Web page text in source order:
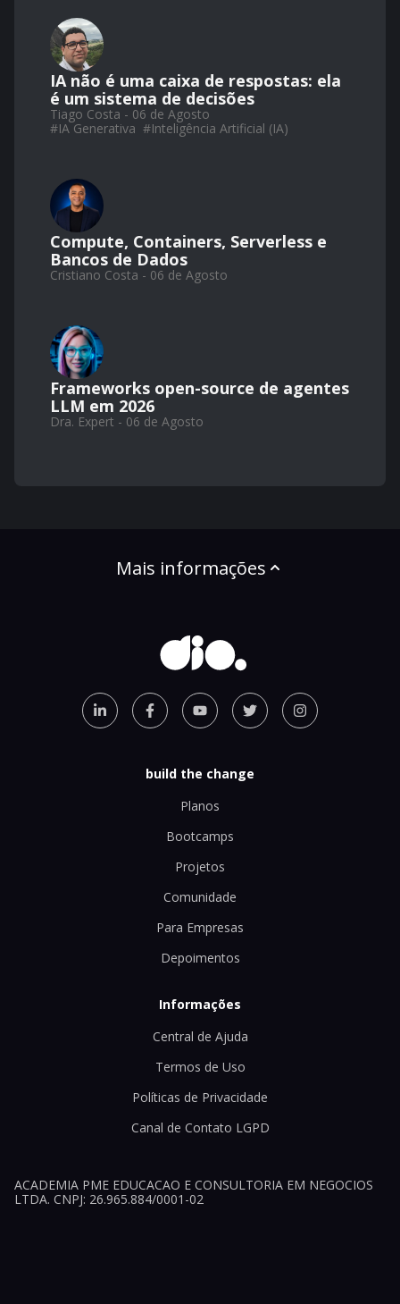
IA não é uma caixa de respostas: ela
é um sistema de decisões
Tiago Costa - 06 de Agosto
#IA Generativa #Inteligência Artificial (IA)
Compute, Containers, Serverless e
Bancos de Dados
Cristiano Costa - 06 de Agosto
Frameworks open-source de agentes
LLM em 2026
Dra. Expert - 06 de Agosto
Mais informações
build the change
Planos
Bootcamps
Projetos
Comunidade
Para Empresas
Depoimentos
Informações
Central de Ajuda
Termos de Uso
Políticas de Privacidade
Canal de Contato LGPD
ACADEMIA PME EDUCACAO E CONSULTORIA EM NEGOCIOS
LTDA. CNPJ: 26.965.884/0001-02